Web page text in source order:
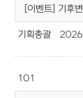
[이벤트] 기후
기획총괄
101